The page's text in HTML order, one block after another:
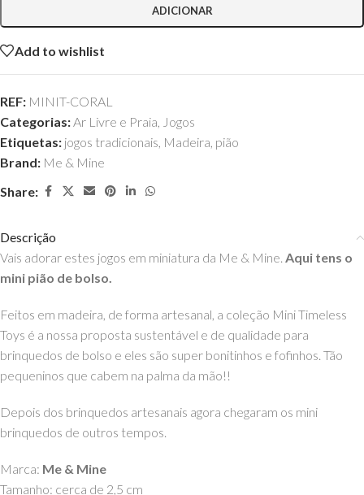
ADICIONAR
Add to wishlist
REF: MINIT-CORAL
Categorias:Ar Livre e Praia, Jogos
Etiquetas: jogos tradicionais, Madeira, pião
Brand: Me & Mine
Share:
Descrição
Vais adorar estes jogos em miniatura da Me & Mine. Aqui tens o
mini pião de bolso.
Feitos em madeira, de forma artesanal, a coleção Mini Timeless
Toys é a nossa proposta sustentável e de qualidade para
brinquedos de bolso e eles são super bonitinhos e fofinhos. Tão
pequeninos que cabem na palma da mão!!
Depois dos brinquedos artesanais agora chegaram os mini
brinquedos de outros tempos.
Marca: Me & Mine
Tamanho: cerca de 2,5 cm